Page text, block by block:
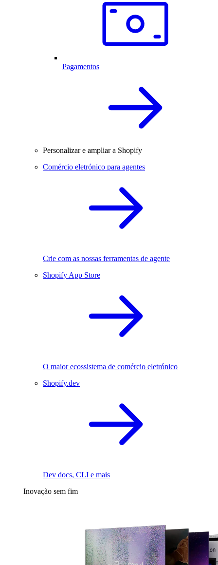
Pagamentos
Personalizar e ampliar a Shopify
Comércio eletrónico para agentes
Crie com as nossas ferramentas de agente
Shopify App Store
O maior ecossistema de comércio eletrónico
Shopify.dev
Dev docs, CLI e mais
Inovação sem fim